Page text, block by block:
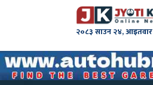
२०८३ साउन २४, आइतवार